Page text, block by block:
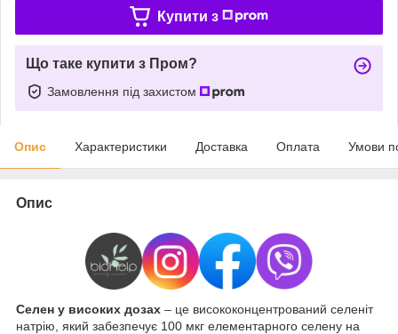
Купити з
Що таке купити з Пром?
Замовлення під захистом
Опис Характеристики Доставка Оплата Умови
Опис
Селен у високих дозах – це висококонцентрований селеніт
натрію, який забезпечує 100 мкг елементарного селену на